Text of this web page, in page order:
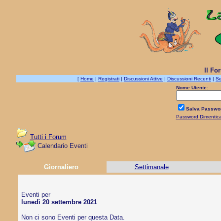
Il
[ Home | Registrati | Discussioni Attive | Discussioni Recenti |
Nome Utente:
Salva
Password
Tutti i Forum
Calendario Eventi
Giornaliero Settimanale
Eventi per
lunedì 20 settembre 2021
Non ci sono Eventi per questa Data.